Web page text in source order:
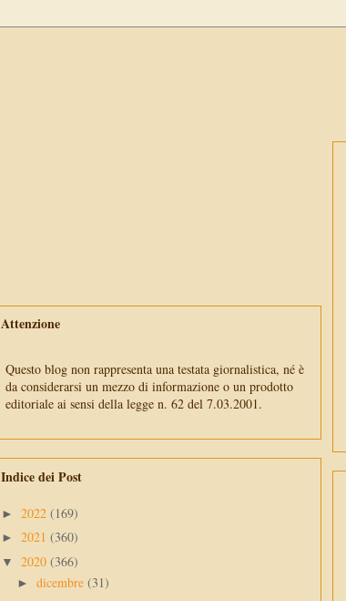
Attenzione
Questo blog non rappresenta una testata giornalistica, né è
da considerarsi un mezzo di informazione o un prodotto
editoriale ai sensi della legge n. 62 del 7.03.2001.
Indice dei Post
► 2022 (169)
► 2021 (360)
▼ 2020 (366)
► dicembre (31)